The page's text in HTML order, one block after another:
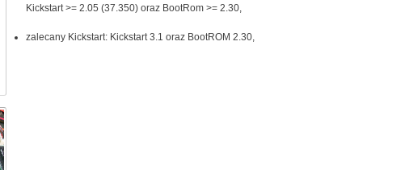
Kickstart >= 2.05 (37.350) oraz BootRom >= 2.30,
zalecany Kickstart: Kickstart 3.1 oraz BootROM 2.30,